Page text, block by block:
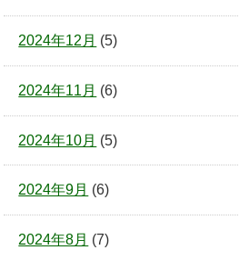
2024年12月 (5)
2024年11月 (6)
2024年10月 (5)
2024年9月 (6)
2024年8月 (7)